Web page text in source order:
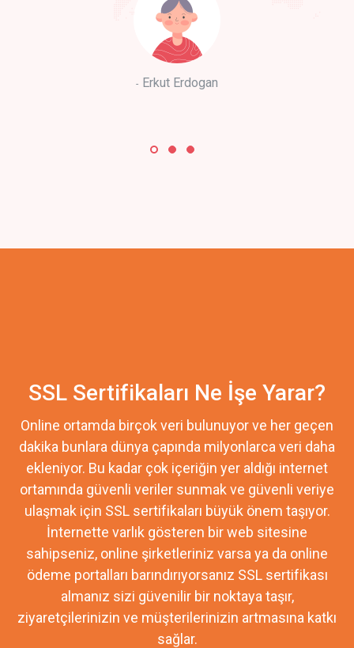
Erkut Erdogan
SSL Sertifikaları Ne İşe Yarar?
Online ortamda birçok veri bulunuyor ve her geçen
dakika bunlara dünya çapında milyonlarca veri daha
ekleniyor. Bu kadar çok içeriğin yer aldığı internet
ortamında güvenli veriler sunmak ve güvenli veriye
ulaşmak için SSL sertifikaları büyük önem taşıyor.
İnternette varlık gösteren bir web sitesine
sahipseniz, online şirketleriniz varsa ya da online
ödeme portalları barındırıyorsanız SSL sertifikası
almanız sizi güvenilir bir noktaya taşır,
ziyaretçilerinizin ve müşterilerinizin artmasına katkı
sağlar.